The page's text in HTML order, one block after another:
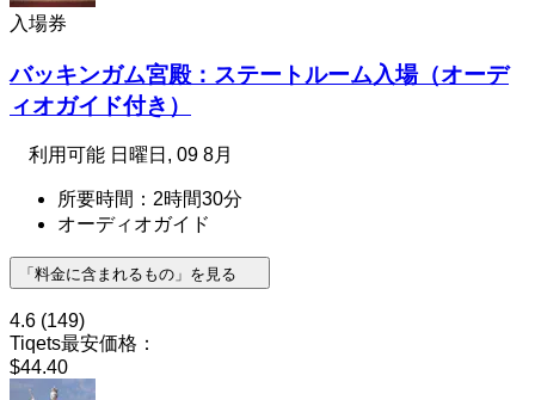
入場券
バッキンガム宮殿：ステートルーム入場（オーデ
ィオガイド付き）
利用可能 日曜日, 09 8月
所要時間：2時間30分
オーディオガイド
「料金に含まれるもの」を見る
4.6 (149)
Tiqets最安価格：
$44.40